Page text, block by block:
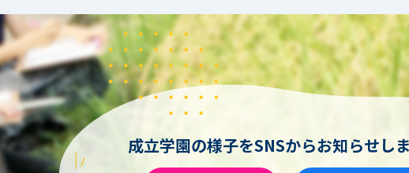
成立学園の様子をSNSからお知らせし